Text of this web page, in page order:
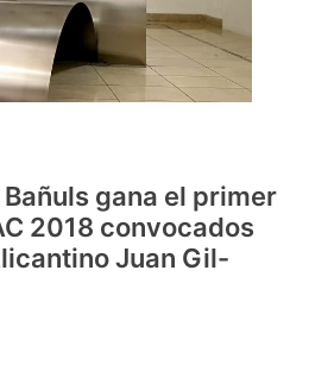
gana el primer
2018 convocados
Juan Gil-